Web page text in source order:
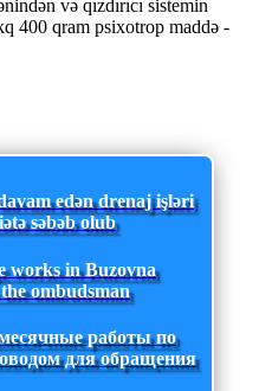
və qızdırıcı sistemin
400 qram psixotrop maddə -
edən drenaj işləri
səbəb olub
works in Buzovna
ombudsman
работы по
для обращения